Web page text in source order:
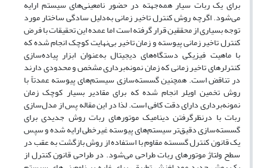
برای یک ربات سیار همه‌جهته در حضور نامعینی‌های سیستم ارایه
می‌شود. اگرچه روش کنترل تاخیر زمانی به‌دلیل سادگی ساختار مورد
توجه بسیاری از محققین قرار گرفته است اما عمده این تحقیقات با فرض
کنترل تاخیر زمانی پیوسته و زمان تاخیر بی‌نهایت کوچک انجام شده که
با ماهیت فیزیکی دستگاه‌های دیجیتال به‌عنوان ابزار پیاده‌سازی
کنترلرهای تاخیر زمانی که زمان نمونه‌برداری مشخص و محدودی دارند
در تناقض است. همچنین گسسته‌سازی سیستم‌های پیوسته عمدتاً با
روش تخمین اویلر انجام شده که برای مقادیر بسیار کوچک زمان
نمونه‌برداری دارای دقت کافی است. لذا در این مقاله پس از مدل‌سازی
ربات با درنظرگرفتن دینامیک موتورهای ربات روش جدیدی برای
گسسته‌سازی دقیق‌تر سیستم‌های پیوسته غیرخطی ارایه شده و سپس
یک قانون کنترل گسسته مقاوم با استفاده از روش بازگشت به عقب در
سطح ولتاژ موتورهای ربات طراحی می‌شود. در طراحی قانون کنترل از